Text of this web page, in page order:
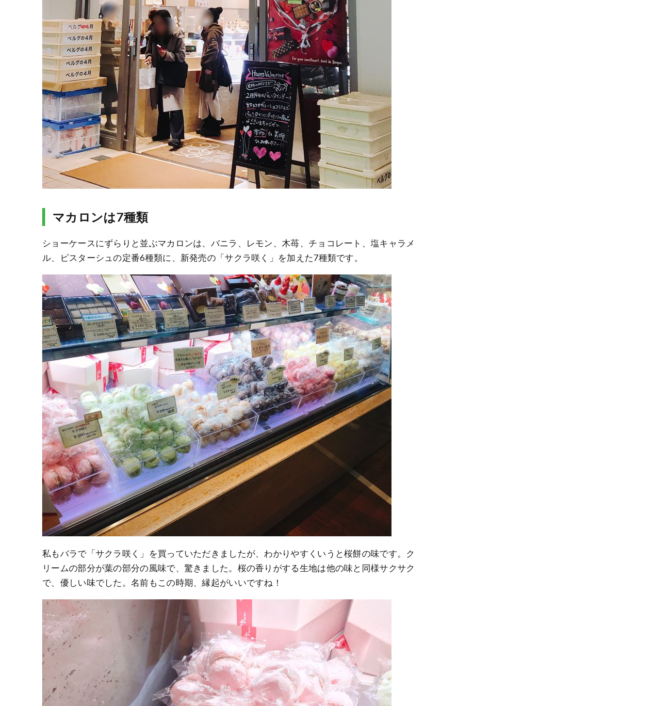
マカロンは7種類
ショーケースにずらりと並ぶマカロンは、バニラ、レモン、木苺、チョコレート、塩キャラメ
ル、ピスターシュの定番6種類に、新発売の「サクラ咲く」を加えた7種類です。
私もバラで「サクラ咲く」を買っていただきましたが、わかりやすくいうと桜餅の味です。ク
リームの部分が葉の部分の風味で、驚きました。桜の香りがする生地は他の味と同様サクサク
で、優しい味でした。名前もこの時期、縁起がいいですね！